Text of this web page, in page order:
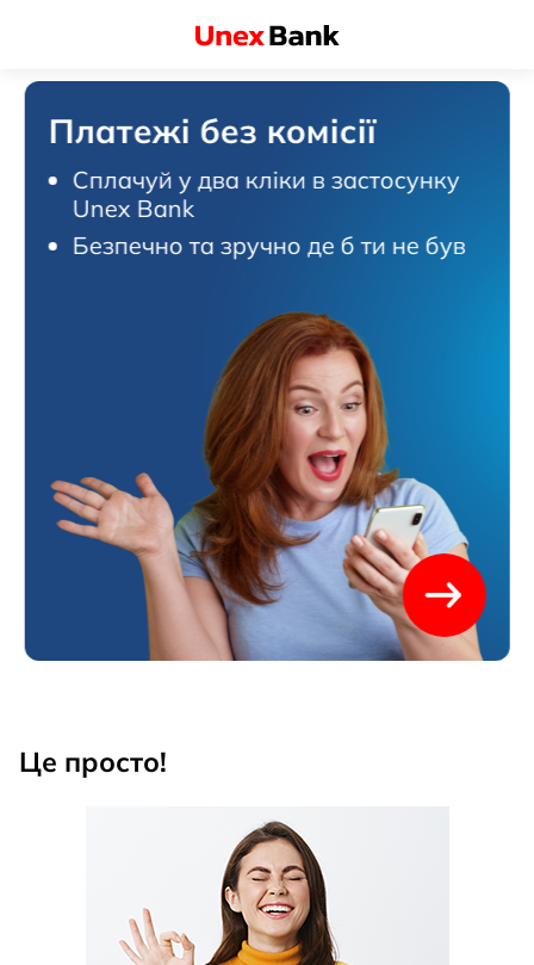
Платежі без комісії
Сплачуй у два кліки в застосунку
Unex Bank
Безпечно та зручно де б ти не був
Це просто!